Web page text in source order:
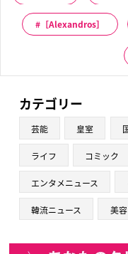
［Alexandros］
カテゴリー
芸能 皇室
ライフ コミック
エンタメニュース
韓流ニュース 美容